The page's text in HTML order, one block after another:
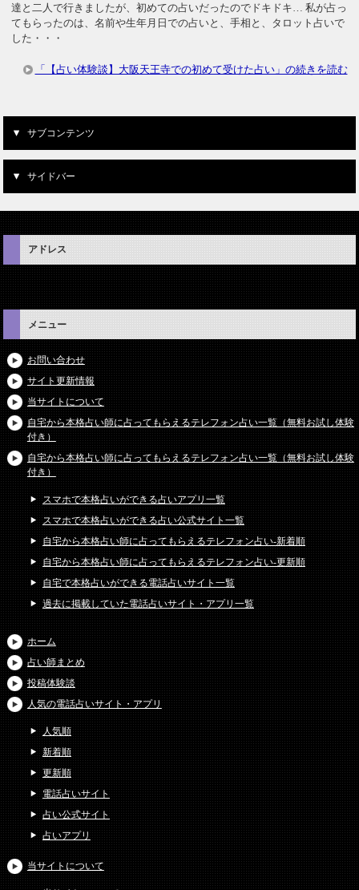
達と二人で行きましたが、初めての占いだったのでドキドキ… 私が占っ
てもらったのは、名前や生年月日での占いと、手相と、タロット占いで
した・・・
「【占い体験談】大阪天王寺での初めて受けた占い」の続きを読む
サブコンテンツ
サイドバー
アドレス
メニュー
お問い合わせ
サイト更新情報
当サイトについて
自宅から本格占い師に占ってもらえるテレフォン占い一覧（無料お試し体験
付き）
自宅から本格占い師に占ってもらえるテレフォン占い一覧（無料お試し体験
付き）
スマホで本格占いができる占いアプリ一覧
スマホで本格占いができる占い公式サイト一覧
自宅から本格占い師に占ってもらえるテレフォン占い-新着順
自宅から本格占い師に占ってもらえるテレフォン占い-更新順
自宅で本格占いができる電話占いサイト一覧
過去に掲載していた電話占いサイト・アプリ一覧
ホーム
占い師まとめ
投稿体験談
人気の電話占いサイト・アプリ
人気順
新着順
更新順
電話占いサイト
占い公式サイト
占いアプリ
当サイトについて